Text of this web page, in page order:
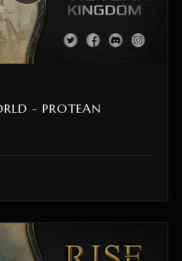
- PROTEAN